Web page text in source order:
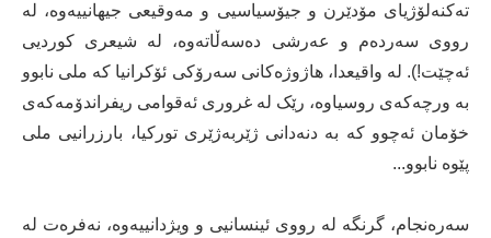
تەکنەلۆژیای مۆدێرن و جیۆسیاسیی و مەوقیعی جیهانییەوە، لە
رووی سەردەم و عەرشی دەسەڵاتەوە، لە شیعری کوردیی
ئەچێت!). لە واقیعدا، هاژوژەکانی سەرۆکی ئۆکرانیا کە ملی نابوو
بە ورچەکەی روسیاوە، رێک لە غروری ئەقوامی ریفراندۆمەکەی
خۆمان ئەچوو کە بە دنەدانی ژێربەژێری تورکیا، بارزرانیی ملی
پێوە نابوو...
سەرەنجام، گرنگە لە رووی ئینسانیی و ویژدانییەوە، نەفرەت لە